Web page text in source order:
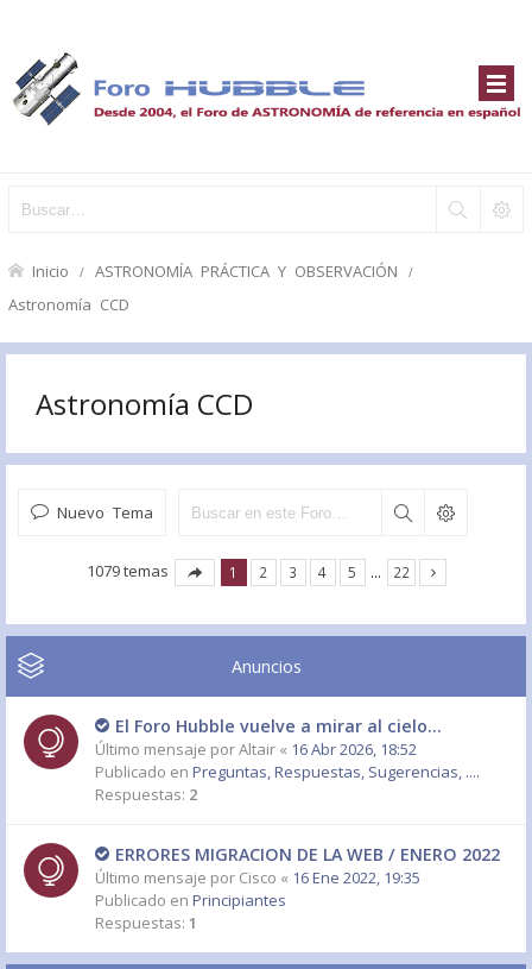
Inicio ASTRONOMÍA PRÁCTICA Y OBSERVACIÓN
Astronomía CCD
Astronomía CCD
Nuevo Tema
1079 temas 1 2 3 4 5 … 22
Anuncios
El Foro Hubble vuelve a mirar al cielo...
Último mensaje porAltair « 16 Abr 2026, 18:52
Publicado en Preguntas, Respuestas, Sugerencias, ....
Respuestas: 2
ERRORES MIGRACION DE LA WEB / ENERO 2022
Último mensaje por Cisco « 16 Ene 2022, 19:35
Publicado en Principiantes
Respuestas: 1